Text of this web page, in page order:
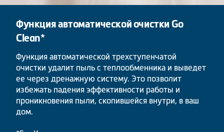
Функция автоматической очистки Go
Clean*
Функция автоматической трехступенчатой
очистки удалит пыль с теплообменника и выведет
ее через дренажную систему. Это позволит
избежать падения эффективности работы и
проникновения пыли, скопившейся внутри, в ваш
дом.